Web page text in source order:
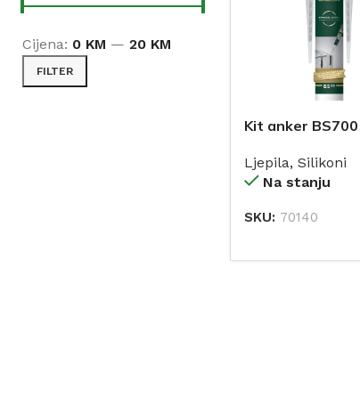
FILTER
Cijena: 0 KM — 20 KM
Kit anker
Ljepila, Silikoni
Na stanju
SKU: 70140